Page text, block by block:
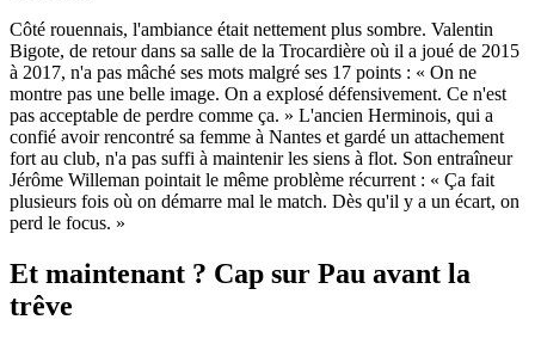
Côté rouennais, l'ambiance était nettement plus sombre. Valentin
Bigote, de retour dans sa salle de la Trocardière où il a joué de 2015
à 2017, n'a pas mâché ses mots malgré ses 17 points : « On ne
montre pas une belle image. On a explosé défensivement. Ce n'est
pas acceptable de perdre comme ça. » L'ancien Herminois, qui a
confié avoir rencontré sa femme à Nantes et gardé un attachement
fort au club, n'a pas suffi à maintenir les siens à flot. Son entraîneur
Jérôme Willeman pointait le même problème récurrent : « Ça fait
plusieurs fois où on démarre mal le match. Dès qu'il y a un écart, on
perd le focus. »
Et maintenant ? Cap sur Pau avant la
trêve